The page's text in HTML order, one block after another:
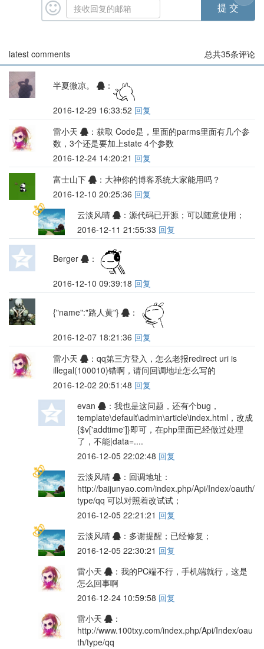
latest comments 总共35条评论
半夏微凉。 ：
2016-12-29 16:33:52 回复
雷小天
：获取 Code是，里面的parms里面有几个参
数，3个还是要加上state 4个参数
2016-12-24 14:20:21 回复
富士山下
：大神你的博客系统大家能用吗？
2016-12-10 20:25:36 回复
云淡风晴
：源代码已开源；可以随意使用；
2016-12-11 21:55:33 回复
Berger ：
2016-12-10 09:39:18 回复
{"name":"路人黄"} ：
2016-12-07 18:21:36 回复
雷小天
：qq第三方登入，怎么老报redirect uri is
illegal(100010)错啊，请问回调地址怎么写的
2016-12-02 20:51:48 回复
evan
：我也是这问题，还有个bug，
template\default\admin\article\index.html，改成
{$v['addtime']}即可，在php里面已经做过处理
了，不能|data=....
2016-12-05 22:02:48 回复
云淡风晴
：回调地址：
http://baijunyao.com/index.php/Api/Index/oauth/
type/qq 可以对照着改试试；
2016-12-05 22:21:21 回复
云淡风晴
：多谢提醒；已经修复；
2016-12-05 22:30:21 回复
雷小天
：我的PC端不行，手机端就行，这是
怎么回事啊
2016-12-24 10:59:58 回复
雷小天
：
http://www.100txy.com/index.php/Api/Index/oau
th/type/qq